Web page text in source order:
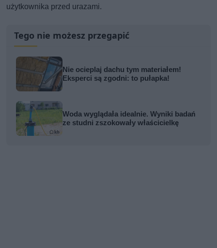
użytkownika przed urazami.
Tego nie możesz przegapić
Nie ocieplaj dachu tym materiałem!
Eksperci są zgodni: to pułapka!
Woda wyglądała idealnie. Wyniki badań
ze studni zszokowały właścicielkę